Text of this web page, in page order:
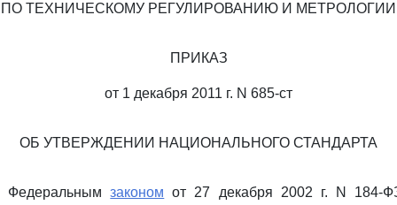
ПО ТЕХНИЧЕСКОМУ РЕГУЛИРОВАНИЮ И МЕТРОЛОГИИ
ПРИКАЗ
от 1 декабря 2011 г. N 685-ст
ОБ УТВЕРЖДЕНИИ НАЦИОНАЛЬНОГО СТАНДАРТА
Федеральнымзаконом от 27 декабря 2002 г. N 184-